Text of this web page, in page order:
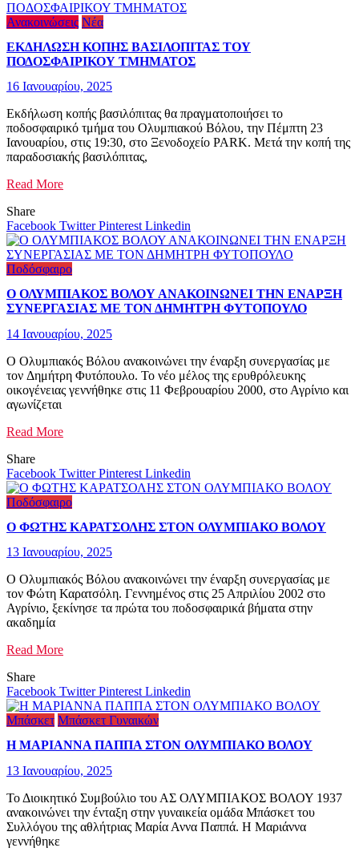
Ανακοινώσεις Νέα
ΕΚΔΗΛΩΣΗ ΚΟΠΗΣ ΒΑΣΙΛΟΠΙΤΑΣ ΤΟΥ
ΠΟΔΟΣΦΑΙΡΙΚΟΥ ΤΜΗΜΑΤΟΣ
16 Ιανουαρίου, 2025
Εκδήλωση κοπής βασιλόπιτας θα πραγματοποιήσει το
ποδοσφαιρικό τμήμα του Ολυμπιακού Βόλου, την Πέμπτη 23
Ιανουαρίου, στις 19:30, στο Ξενοδοχείο PARK. Μετά την κοπή της
παραδοσιακής βασιλόπιτας,
Read More
Share
Facebook TwitterPinterest Linkedin
Ποδόσφαιρο
Ο ΟΛΥΜΠΙΑΚΟΣ ΒΟΛΟΥ ΑΝΑΚΟΙΝΩΝΕΙ ΤΗΝ ΕΝΑΡΞΗ
ΣΥΝΕΡΓΑΣΙΑΣ ΜΕ ΤΟΝ ΔΗΜΗΤΡΗ ΦΥΤΟΠΟΥΛΟ
14 Ιανουαρίου, 2025
Ο Ολυμπιακός Βόλου ανακοινώνει την έναρξη συνεργασίας με
τον Δημήτρη Φυτόπουλο. Το νέο μέλος της ερυθρόλευκης
οικογένειας γεννήθηκε στις 11 Φεβρουαρίου 2000, στο Αγρίνιο και
αγωνίζεται
Read More
Share
Facebook TwitterPinterest Linkedin
Ποδόσφαιρο
Ο ΦΩΤΗΣ ΚΑΡΑΤΣΟΛΗΣ ΣΤΟΝ ΟΛΥΜΠΙΑΚΟ ΒΟΛΟΥ
13 Ιανουαρίου, 2025
Ο Ολυμπιακός Βόλου ανακοινώνει την έναρξη συνεργασίας με
τον Φώτη Καρατσόλη. Γεννημένος στις 25 Απριλίου 2002 στο
Αγρίνιο, ξεκίνησε τα πρώτα του ποδοσφαιρικά βήματα στην
ακαδημία
Read More
Share
Facebook TwitterPinterest Linkedin
Μπάσκετ Μπάσκετ Γυναικών
Η ΜΑΡΙΑΝΝΑ ΠΑΠΠΑ ΣΤΟΝ ΟΛΥΜΠΙΑΚΟ ΒΟΛΟΥ
13 Ιανουαρίου, 2025
Το Διοικητικό Συμβούλιο του ΑΣ ΟΛΥΜΠΙΑΚΟΣ ΒΟΛΟΥ 1937
ανακοινώνει την ένταξη στην γυναικεία ομάδα Μπάσκετ του
Συλλόγου της αθλήτριας Μαρία Αννα Παππά. Η Μαριάννα
γεννήθηκε